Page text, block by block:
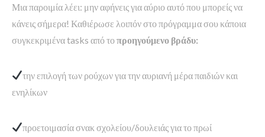
Μια παροιμία λέει: μην αφήνεις για αύριο αυτό που μπορείς να
κάνεις σήμερα! Καθιέρωσε λοιπόν στο πρόγραμμα σου κάποια
συγκεκριμένα tasks από τοπροηγούμενο βράδυ:
την επιλογή των ρούχων για την αυριανή μέρα παιδιών και
ενηλίκων
προετοιμασία σνακ σχολείου/δουλειάς για το πρωί